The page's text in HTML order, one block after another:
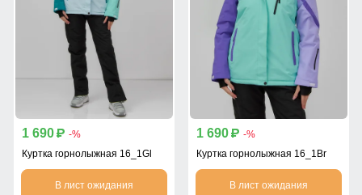
1 690 p -%
Куртка горнолыжная 16_1Gl
В лист ожидания
1 690 p -%
Куртка горнолыжная 16_1Br
В лист ожидания